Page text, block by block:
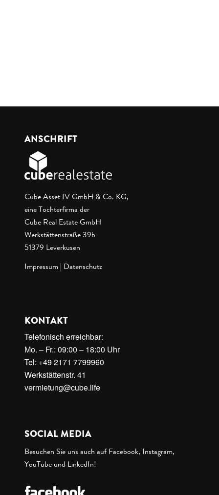
ANSCHRIFT
Cube Asset IV GmbH & Co. KG,
eine Tochterfirma der
Cube Real Estate GmbH
Werkstättenstraße 39b
51379 Leverkusen
Impressum Datenschutz
KONTAKT
Telefonisch erreichbar:
Mo. – Fr.: 09:00 – 18:00 Uhr
Tel: +49 2171 7799960
Werkstättenstr. 41
vermietung@cube.life
SOCIAL MEDIA
Besuchen Sie uns auch auf Facebook, Instagram,
YouTube und LinkedIn!